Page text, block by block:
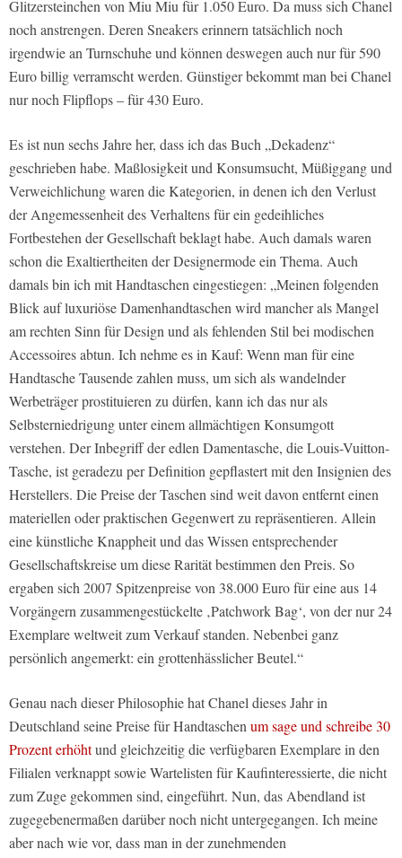
Glitzersteinchen von Miu Miu für 1.050 Euro. Da muss sich Chanel
noch anstrengen. Deren Sneakers erinnern tatsächlich noch
irgendwie an Turnschuhe und können deswegen auch nur für 590
Euro billig verramscht werden. Günstiger bekommt man bei Chanel
nur noch Flipflops – für 430 Euro.
Es ist nun sechs Jahre her, dass ich das Buch „Dekadenz“
geschrieben habe. Maßlosigkeit und Konsumsucht, Müßiggang und
Verweichlichung waren die Kategorien, in denen ich den Verlust
der Angemessenheit des Verhaltens für ein gedeihliches
Fortbestehen der Gesellschaft beklagt habe. Auch damals waren
schon die Exaltiertheiten der Designermode ein Thema. Auch
damals bin ich mit Handtaschen eingestiegen: „Meinen folgenden
Blick auf luxuriöse Damenhandtaschen wird mancher als Mangel
am rechten Sinn für Design und als fehlenden Stil bei modischen
Accessoires abtun. Ich nehme es in Kauf: Wenn man für eine
Handtasche Tausende zahlen muss, um sich als wandelnder
Werbeträger prostituieren zu dürfen, kann ich das nur als
Selbsterniedrigung unter einem allmächtigen Konsumgott
verstehen. Der Inbegriff der edlen Damentasche, die Louis-Vuitton-
Tasche, ist geradezu per Definition gepflastert mit den Insignien des
Herstellers. Die Preise der Taschen sind weit davon entfernt einen
materiellen oder praktischen Gegenwert zu repräsentieren. Allein
eine künstliche Knappheit und das Wissen entsprechender
Gesellschaftskreise um diese Rarität bestimmen den Preis. So
ergaben sich 2007 Spitzenpreise von 38.000 Euro für eine aus 14
Vorgängern zusammengestückelte ‚Patchwork Bag‘, von der nur 24
Exemplare weltweit zum Verkauf standen. Nebenbei ganz
persönlich angemerkt: ein grottenhässlicher Beutel.“
Genau nach dieser Philosophie hat Chanel dieses Jahr in
Deutschland seine Preise für Handtaschen um sage und schreibe 30
Prozent erhöhtund gleichzeitig die verfügbaren Exemplare in den
Filialen verknappt sowie Wartelisten für Kaufinteressierte, die nicht
zum Zuge gekommen sind, eingeführt. Nun, das Abendland ist
zugegebenermaßen darüber noch nicht untergegangen. Ich meine
aber nach wie vor, dass man in der zunehmenden